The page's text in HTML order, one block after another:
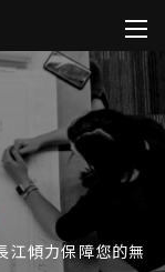
江傾力保障您的無